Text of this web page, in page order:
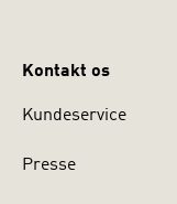
Kontakt os
Kundeservice
Presse